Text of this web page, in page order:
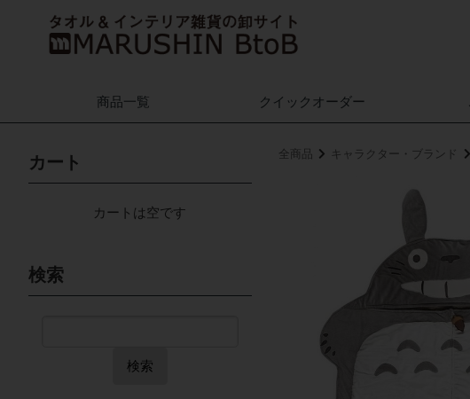
商品一覧 クイック オーダー
全商品 キャラクター・ブランド
カート
カートは空です
検索
検索